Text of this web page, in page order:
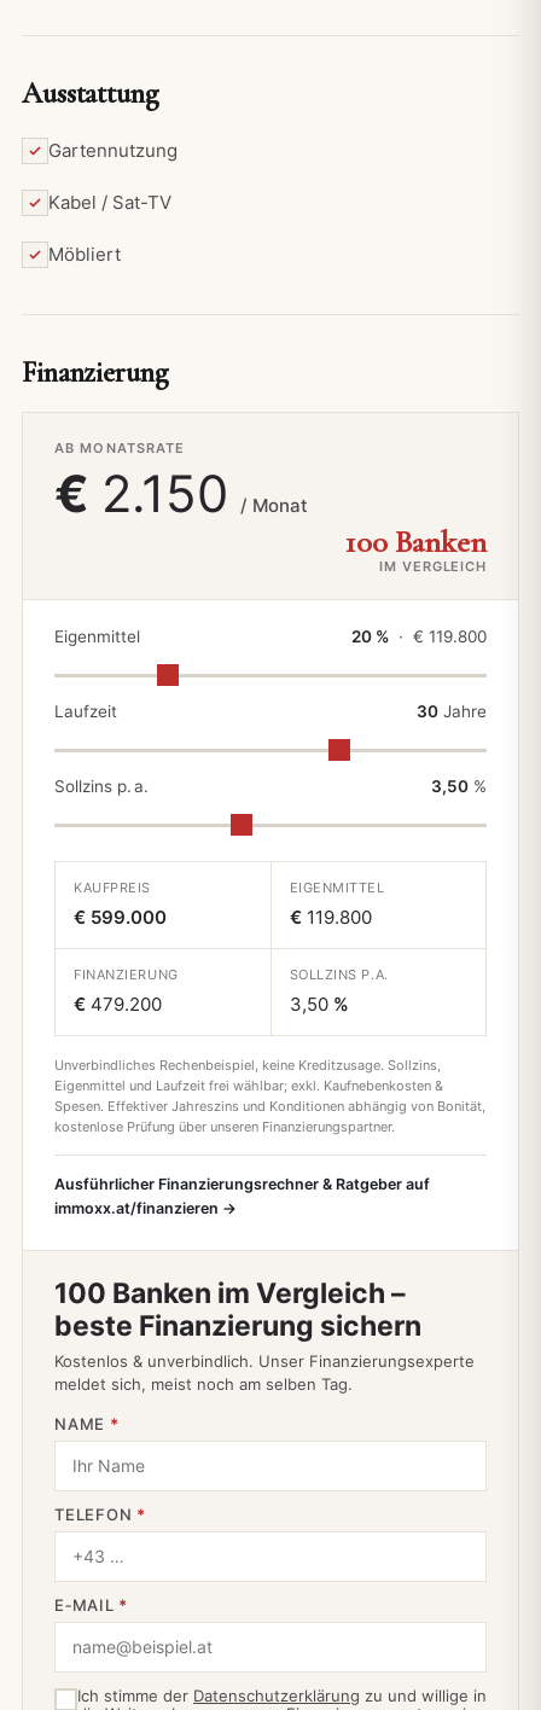
Ausstattung
Gartennutzung
Kabel / Sat-TV
Möbliert
Finanzierung
AB MONATSRATE
€ 2.150 / Monat
100 Banken
IM VERGLEICH
Eigenmittel 20 % · € 119.800
Laufzeit 30 Jahre
Sollzins p. a. 3,50 %
KAUFPREIS
€ 599.000
EIGENMITTEL
€ 119.800
FINANZIERUNG
€ 479.200
SOLLZINS P.A.
3,50%
Unverbindliches Rechenbeispiel, keine Kreditzusage. Sollzins,
Eigenmittel und Laufzeit frei wählbar; exkl. Kaufnebenkosten &
Spesen. Effektiver Jahreszins und Konditionen abhängig von Bonität,
kostenlose Prüfung über unseren Finanzierungspartner.
Ausführlicher Finanzierungsrechner & Ratgeber auf
immoxx.at/finanzieren →
100 Banken im Vergleich –
beste Finanzierung sichern
Kostenlos & unverbindlich. Unser Finanzierungsexperte
meldet sich, meist noch am selben Tag.
NAME *
TELEFON *
E‑MAIL *
Ich stimme der Datenschutzerklärung zu und willige in